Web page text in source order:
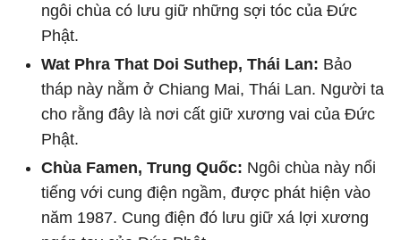
ngôi chùa có lưu giữ những sợi tóc của Đức
Phật.
Wat Phra That Doi Suthep, Thái Lan: Bảo
tháp này nằm ở Chiang Mai, Thái Lan. Người ta
cho rằng đây là nơi cất giữ xương vai của Đức
Phật.
Chùa Famen, Trung Quốc: Ngôi chùa này nổi
tiếng với cung điện ngầm, được phát hiện vào
năm 1987. Cung điện đó lưu giữ xá lợi xương